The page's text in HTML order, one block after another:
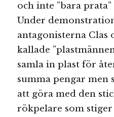
och inte ”bara
Under
antagonisterna Clas
kallade
samla in plast för
summa pengar men
att göra med den
rökpelare som